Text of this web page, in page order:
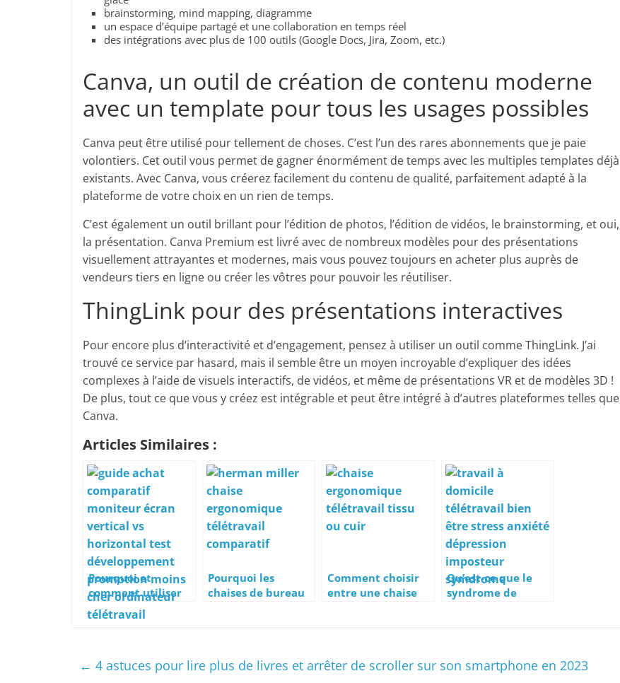
brainstorming, mind mapping, diagramme
un espace d’équipe partagé et une collaboration en temps réel
des intégrations avec plus de 100 outils (Google Docs, Jira, Zoom, etc.)
Canva, un outil de création de contenu moderne
avec un template pour tous les usages possibles
Canva peut être utilisé pour tellement de choses. C’est l’un des rares abonnements que je paie
volontiers. Cet outil vous permet de gagner énormément de temps avec les multiples templates déjà
existants. Avec Canva, vous créerez facilement du contenu de qualité, parfaitement adapté à la
plateforme de votre choix en un rien de temps.
C’est également un outil brillant pour l’édition de photos, l’édition de vidéos, le brainstorming, et oui,
la présentation. Canva Premium est livré avec de nombreux modèles pour des présentations
visuellement attrayantes et modernes, mais vous pouvez toujours en acheter plus auprès de
vendeurs tiers en ligne ou créer les vôtres pour pouvoir les réutiliser.
ThingLink pour des présentations interactives
Pour encore plus d’interactivité et d’engagement, pensez à utiliser un outil comme ThingLink. J’ai
trouvé ce service par hasard, mais il semble être un moyen incroyable d’expliquer des idées
complexes à l’aide de visuels interactifs, de vidéos, et même de présentations VR et de modèles 3D !
De plus, tout ce que vous y créez est intégrable et peut être intégré à d’autres plateformes telles que
Canva.
Articles Similaires :
Pourquoi et
comment utiliser
un écran
d’ordinateur
Pourquoi les
chaises de bureau
Comment choisir
entre une chaise
Qu’est-ce que le
syndrome de
distance ?
← 4 astuces pour lire plus de livres et arrêter de scroller sur son smartphone en 2023